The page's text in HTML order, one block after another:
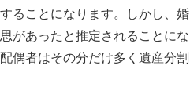
ることになります。しかし、婚
があったと推定されることにな
偶者はその分だけ多く遺産分割